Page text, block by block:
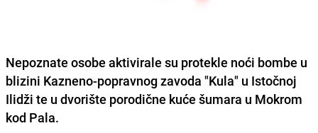
Nepoznate osobe aktivirale su protekle noći bombe u
blizini Kazneno-popravnog zavoda "Kula" u Istočnoj
Ilidži te u dvorište porodične kuće šumara u Mokrom
kod Pala.